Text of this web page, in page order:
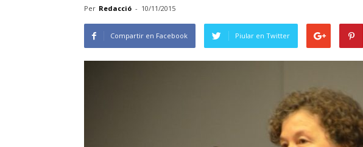
Per Redacció - 10/11/2015
Compartir en Facebook Piular en Twitter